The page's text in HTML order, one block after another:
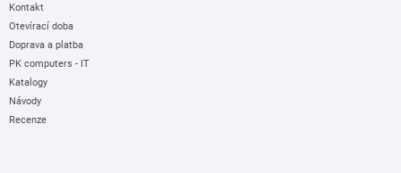
Kontakt
Otevírací doba
Doprava a platba
PK computers - IT
Katalogy
Návody
Recenze